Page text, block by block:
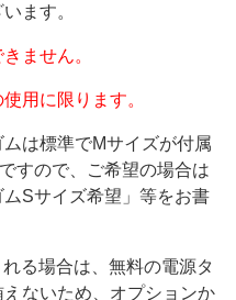
ます。
ません。
用に限ります。
は標準でMサイズが付属
すので、ご希望の場合は
Sサイズ希望」等をお書
る場合は、無料の電源タ
ないため、オプションか